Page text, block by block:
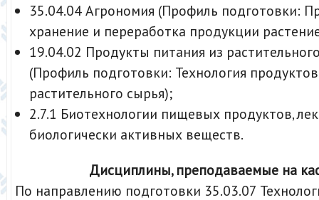
35.04.04 Агрономия (Профиль подготовки:
хранение и переработка продукции
19.04.02 Продукты питания из
(Профиль подготовки: Технология
растительного сырья);
2.7.1 Биотехнологии пищевых продуктов,
биологически активных веществ.
Дисциплины, преподаваемые на
По направлению подготовки 35.03.07